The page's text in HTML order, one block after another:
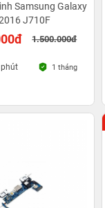
Samsung Galaxy
J710F
1.500.000đ
1 tháng